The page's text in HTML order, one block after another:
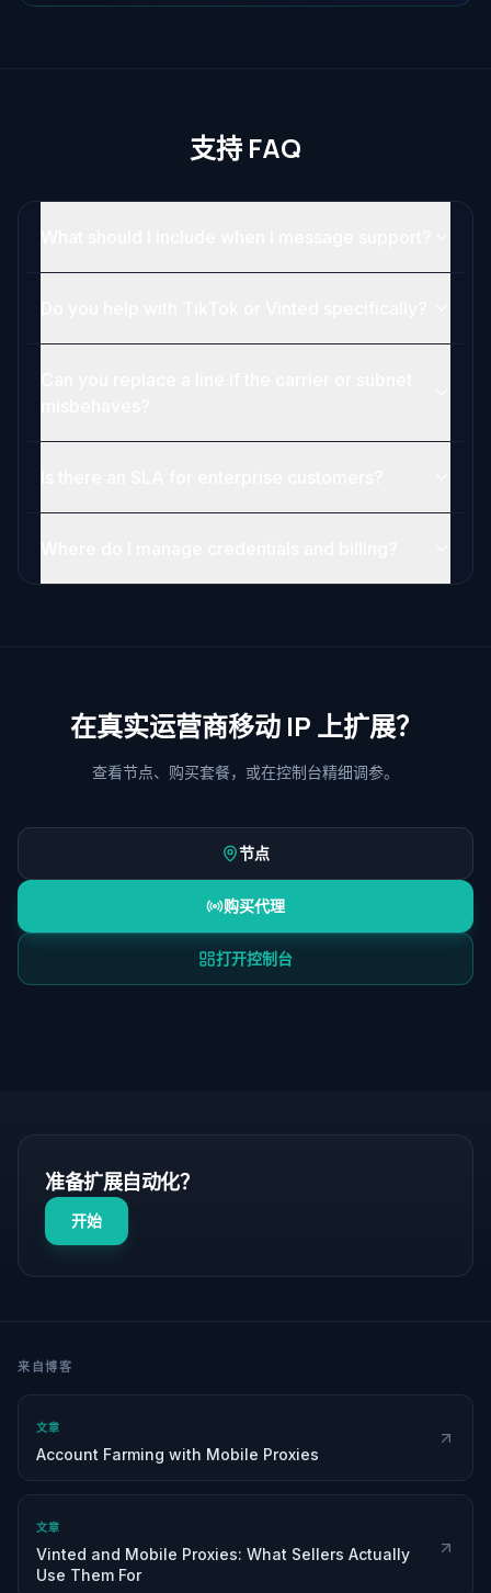
支持 FAQ
在真实运营商移动 IP 上扩展？
查看节点、购买套餐，或在控制台精细调参。
节点
购买代理
打开控制台
准备扩展自动化？
开始
来自博客
文章
Account Farming with Mobile Proxies
文章
Vinted and Mobile Proxies: What Sellers Actually
Use Them For